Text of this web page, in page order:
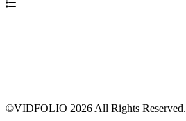
©VIDFOLIO 2026 All Rights Reserved.